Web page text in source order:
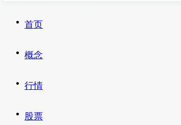
首页
概念
行情
股票